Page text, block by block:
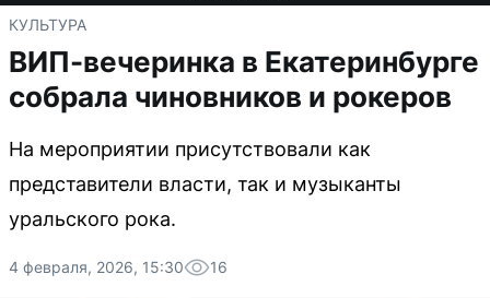
КУЛЬТУРА
ВИП-вечеринка в Екатеринбурге
собрала чиновников и рокеров
На мероприятии присутствовали как
представители власти, так и музыканты
уральского рока.
4 февраля, 2026, 15:30 16